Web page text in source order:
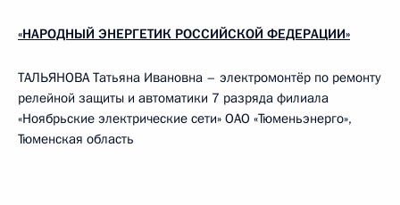
«НАРОДНЫЙ ЭНЕРГЕТИК РОССИЙСКОЙ ФЕДЕРАЦИИ»
ТАЛЬЯНОВА Татьяна Ивановна – электромонтёр по ремонту
релейной защиты и автоматики 7 разряда филиала
«Ноябрьские электрические сети» ОАО «Тюменьэнерго»,
Тюменская область